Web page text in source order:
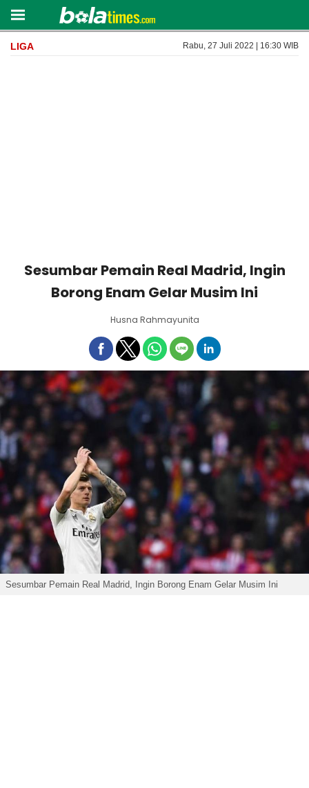
LIGA Rabu, 27 Juli 2022 | 16:30 WIB
Sesumbar Pemain Real Madrid, Ingin
Borong Enam Gelar Musim Ini
Husna Rahmayunita
Sesumbar Pemain Real Madrid, Ingin Borong Enam Gelar Musim Ini